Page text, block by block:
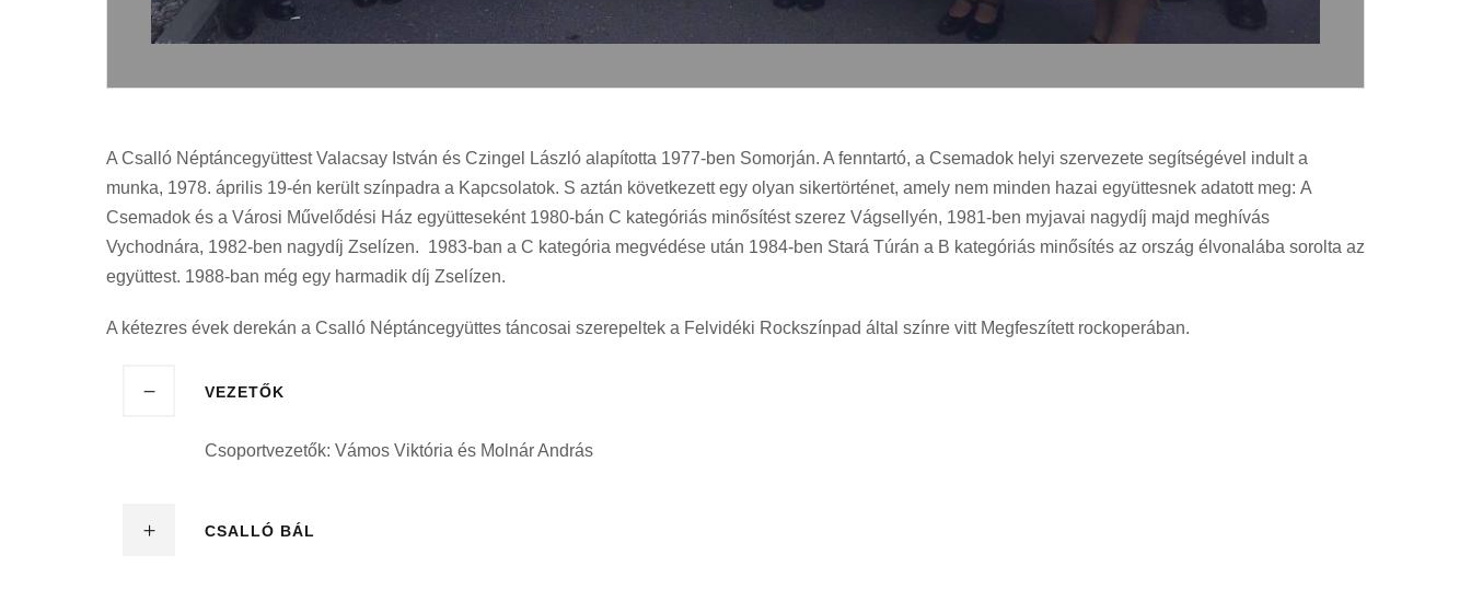
A Csalló Néptáncegyüttest Valacsay István és Czingel László alapította 1977-ben Somorján. A fenntartó, a Csemadok helyi szervezete segítségével indult a
munka, 1978. április 19-én került színpadra a Kapcsolatok. S aztán következett egy olyan sikertörténet, amely nem minden hazai együttesnek adatott meg: A
Csemadok és a Városi Művelődési Ház együtteseként 1980-bán C kategóriás minősítést szerez Vágsellyén, 1981-ben myjavai nagydíj majd meghívás
Vychodnára, 1982-ben nagydíj Zselízen. 1983-ban a C kategória megvédése után 1984-ben Stará Túrán a B kategóriás minősítés az ország élvonalába sorolta az
együttest. 1988-ban még egy harmadik díj Zselízen.
A kétezres évek derekán a Csalló Néptáncegyüttes táncosai szerepeltek a Felvidéki Rockszínpad által színre vitt Megfeszített rockoperában.
VEZETŐK
Csoportvezetők: Vámos Viktória és Molnár András
CSALLÓ BÁL